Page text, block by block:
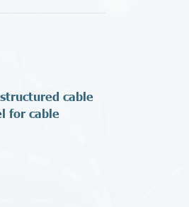
cable
for cable